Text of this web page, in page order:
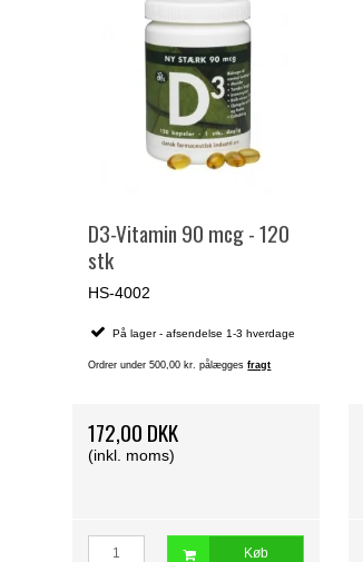
D3-Vitamin 90 mcg - 120
stk
HS-4002
På lager - afsendelse 1-3 hverdage
Ordrer under 500,00 kr. pålæggesfragt
172,00 DKK
(inkl. moms)
Køb